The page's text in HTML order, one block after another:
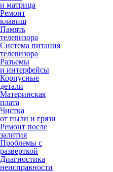
и матрица
Ремонт
клавиш
Память
телевизора
Система питания
телевизора
Разъемы
и интерфейсы
Корпусные
детали
Материнская
плата
Чистка
от пыли и грязи
Ремонт после
залития
Проблемы с
разверткой
Диагностика
неисправности